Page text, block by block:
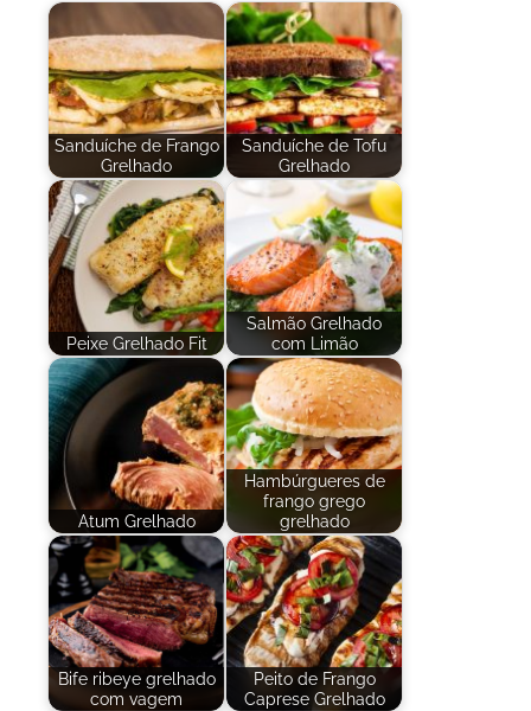
Sanduíche de Frango
Grelhado
Sanduíche de Tofu
Grelhado
Peixe Grelhado Fit
Salmão Grelhado
com Limão
Atum Grelhado
Hambúrgueres de
frango grego
grelhado
Bife ribeye grelhado
com vagem
Peito de Frango
Caprese Grelhado